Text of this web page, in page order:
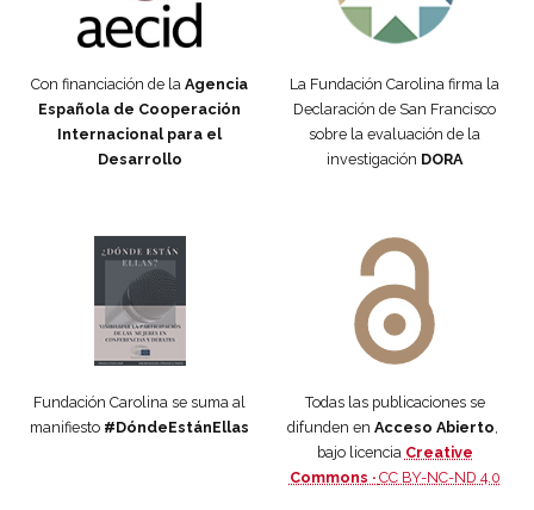
Con financiación de la Agencia
Española de Cooperación
Internacional para el
Desarrollo
La Fundación Carolina firma la
Declaración de San Francisco
sobre la evaluación de la
investigación DORA
Fundación Carolina se suma al
manifiesto #DóndeEstánEllas
Todas las publicaciones se
difunden en Acceso Abierto,
bajo licencia Creative
Commons · CC BY-NC-ND 4.0